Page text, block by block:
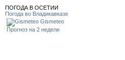
ПОГОДА В ОСЕТИИ
Погода во Владикавказе
Gismeteo
Прогноз на 2 недели